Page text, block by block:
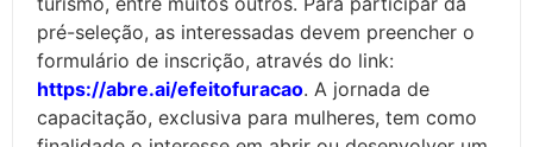
pré-seleção, as interessadas devem preencher o
formulário de inscrição, através do link:
https://abre.ai/efeitofuracao. A jornada de
capacitação, exclusiva para mulheres, tem como